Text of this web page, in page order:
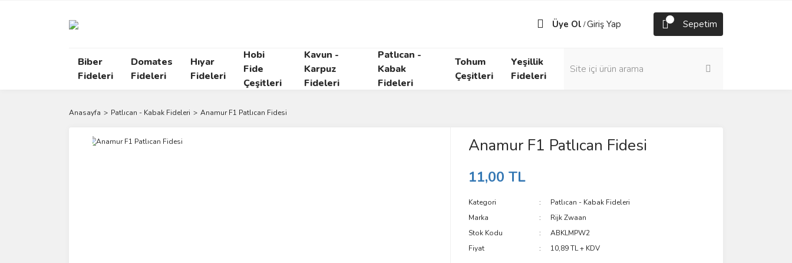
Üye Ol /Giriş Yap Sepetim
Biber
Fideleri
Domates
Fideleri
Hıyar
Fideleri
Hobi
Fide
Çeşitleri
Kavun -
Karpuz
Fideleri
Patlıcan -
Kabak
Fideleri
Tohum
Çeşitleri
Yeşillik
Fideleri
Anasayfa Patlıcan - Kabak Fideleri Anamur F1 Patlıcan Fidesi
Anamur F1 Patlıcan Fidesi
11,00 TL
Kategori
Patlıcan - Kabak Fideleri
Marka
Rijk Zwaan
Stok Kodu
ABKLMPW2
Fiyat
10,89 TL + KDV